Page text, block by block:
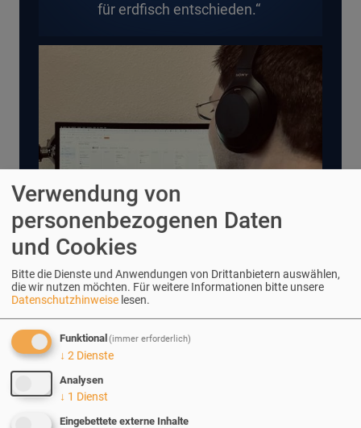
für erdfisch entschieden.“
07.07.2021 | Cosima Stawenow
Was macht eigentlich ein:e
Projektmanager:in?
Verwendung von
personenbezogenen Daten
und Cookies
Bitte die Dienste und Anwendungen von Drittanbietern auswählen,
die wir nutzen möchten. Für weitere Informationen bitte unsere
Datenschutzhinweise lesen.
Funktional (immer erforderlich)
↓ 2 Dienste
Analysen
↓ 1 Dienst
Eingebettete externe Inhalte